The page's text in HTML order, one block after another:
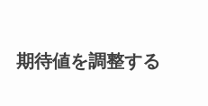
期待値を調整する